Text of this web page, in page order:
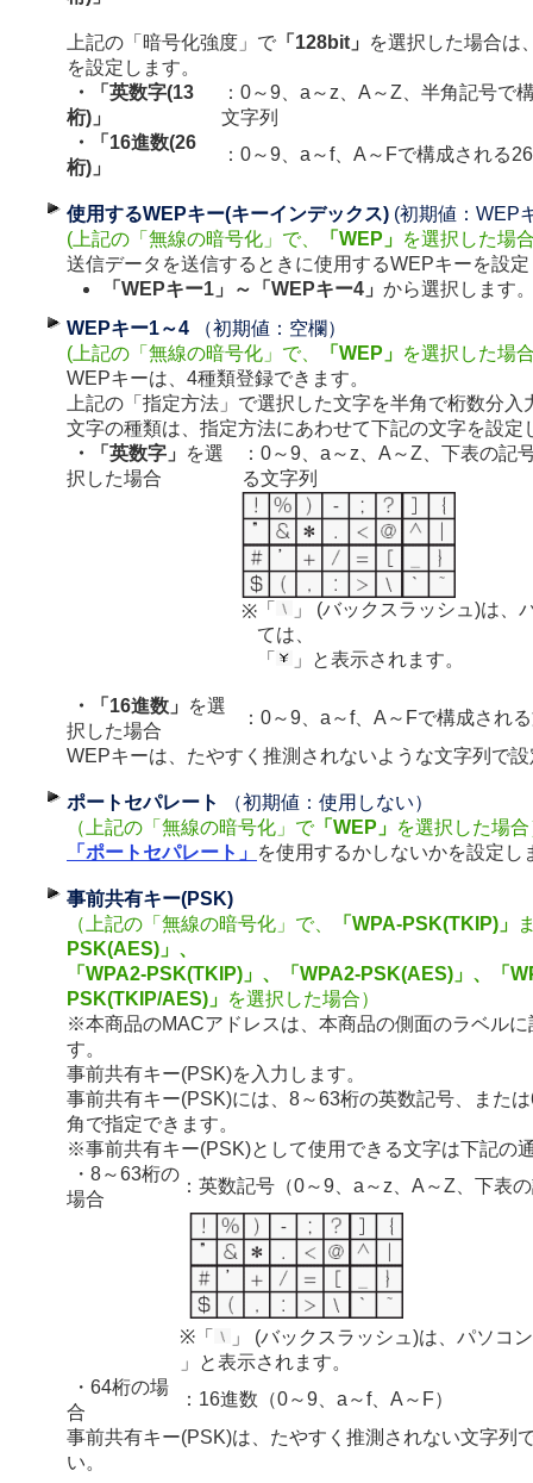
上記の「暗号化強度」で 「128bit」
を選択した場合は
を設定します。
・「英数字(13
桁)」
：0～9、a～z、A～Z、半角記号で
文字列
・「16進数(26
桁)」
：0～9、a～f、A～Fで構成される
使用するWEPキー(キーインデックス) (初期値：WEP
(上記の「無線の暗号化」で、
「WEP」 を選択した場
送信データを送信するときに使用するWEPキーを設
「WEPキー1」～「WEPキー4」 から選択します
WEPキー1～4 （初期値：空欄）
(上記の「無線の暗号化」で、
「WEP」 を選択した場
WEPキーは、4種類登録できます。
上記の「指定方法」で選択した文字を半角で桁数分入
文字の種類は、指定方法にあわせて下記の文字を設定
・「英数字」
を選
択した場合
：0～9、a～z、A～Z、下表の記
る文字列
※ 「
」 (バックスラッシュ)は、
ては、
「
」と表示されます。
・「16進数」
を選
択した場合
：0～9、a～f、A～Fで構成され
WEPキーは、たやすく推測されないような文字列で
ポートセパレート
（初期値：使用しない）
（上記の「無線の暗号化」で「WEP」 を選択した場
「ポートセパレート」 を使用するかしないかを設定し
事前共有キー(PSK)
（上記の「無線の暗号化」で、
「WPA-PSK(TKIP)」
PSK(AES)」、
「WPA2-PSK(TKIP)」、「WPA2-PSK(AES)」、「
PSK(TKIP/AES)」 を選択した場合）
※本商品のMACアドレスは、本商品の側面のラベルに
す。
事前共有キー(PSK)を入力します。
事前共有キー(PSK)には、8～63桁の英数記号、また
角で指定できます。
※事前共有キー(PSK)として使用できる文字は下記の
・8～63桁の
場合
：英数記号（0～9、a～z、A～Z、下表
※「
」 (バックスラッシュ)は、パソコ
」と表示されます。
・64桁の場
合
：16進数（0～9、a～f、A～F）
事前共有キー(PSK)は、たやすく推測されない文字列
い。